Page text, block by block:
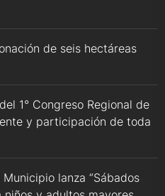
de seis hectáreas
1° Congreso Regional de
y participación de toda
lanza “Sábados